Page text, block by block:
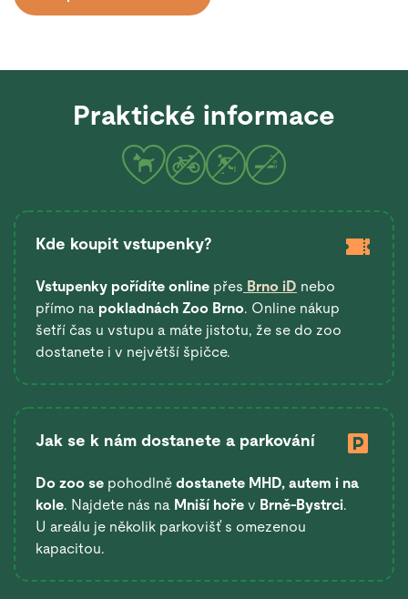
Praktické informace
Kde koupit vstupenky?
Vstupenky pořídíte online přes Brno iD nebo
přímo na pokladnách Zoo Brno. Online nákup
šetří čas u vstupu a máte jistotu, že se do zoo
dostanete i v největší špičce.
Jak se k nám dostanete a parkování
Do zoo se pohodlně dostanete MHD, autem i na
kole. Najdete nás na Mniší hoře v Brně-Bystrci.
U areálu je několik parkovišť s omezenou
kapacitou.